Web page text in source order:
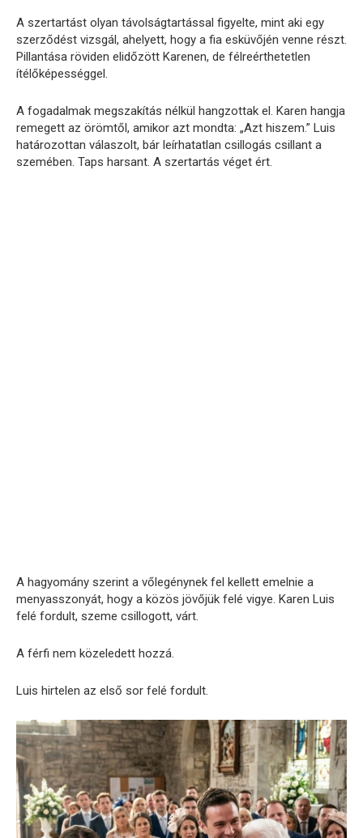
A szertartást olyan távolságtartással figyelte, mint aki egy
szerződést vizsgál, ahelyett, hogy a fia esküvőjén venne részt.
Pillantása röviden elidőzött Karenen, de félreérthetetlen
ítélőképességgel.
A fogadalmak megszakítás nélkül hangzottak el. Karen hangja
remegett az örömtől, amikor azt mondta: „Azt hiszem.” Luis
határozottan válaszolt, bár leírhatatlan csillogás csillant a
szemében. Taps harsant. A szertartás véget ért.
A hagyomány szerint a vőlegénynek fel kellett emelnie a
menyasszonyát, hogy a közös jövőjük felé vigye. Karen Luis
felé fordult, szeme csillogott, várt.
A férfi nem közeledett hozzá.
Luis hirtelen az első sor felé fordult.